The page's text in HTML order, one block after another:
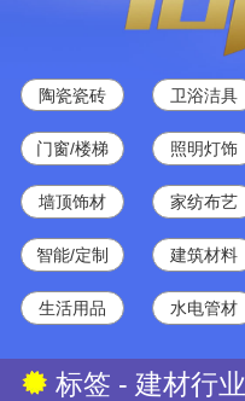
陶瓷瓷砖 卫浴洁具
门窗/楼梯 照明灯饰
墙顶饰材 家纺布艺
智能/定制 建筑材料
生活用品 水电管材
标签 - 建材行业